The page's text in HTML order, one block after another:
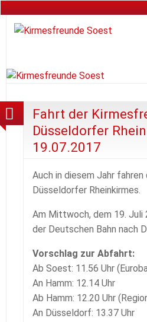
Fahrt der
Düsseldorfer
19.07.2017
Auch in diesem Jahr
Düsseldorfer Rheinkirmes.
Am Mittwoch, dem 19. Juli
der Deutschen Bahn nach
Vorschlag zur Abfahrt:
Ab Soest: 11.56 Uhr
An Hamm: 12.14 Uhr
Ab Hamm: 12.20 Uhr
An Düsseldorf: 13.37 Uhr